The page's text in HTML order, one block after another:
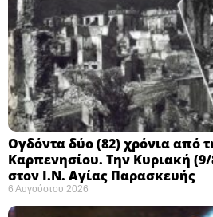
Ογδόντα δύο (82) χρόνια από
Καρπενησίου. Την Κυριακή
στον Ι.Ν. Αγίας Παρασκευής
6 Αυγούστου 2026